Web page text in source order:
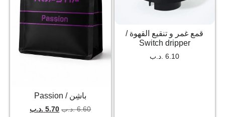
قمع غمر و تنقيع القهوة /
Switch dripper
6.10 .د.ب
باشِن / Passion
6.60 .د.ب 5.70 .د.ب